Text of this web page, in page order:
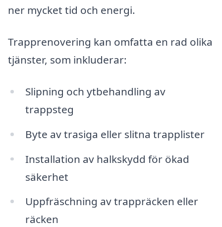
ner mycket tid och energi.
Trapprenovering kan omfatta en rad olika
tjänster, som inkluderar:
Slipning och ytbehandling av
trappsteg
Byte av trasiga eller slitna trapplister
Installation av halkskydd för ökad
säkerhet
Uppfräschning av trappräcken eller
räcken